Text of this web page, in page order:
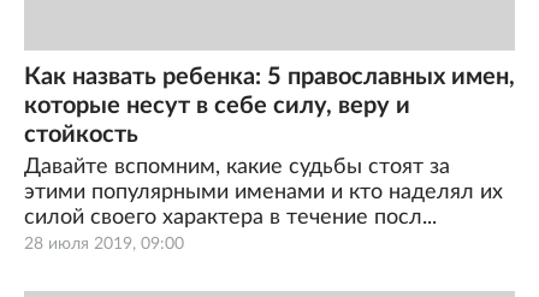
28 июля 2019, 09:00
Как назвать ребенка: 5 православных имен,
которые несут в себе силу, веру и
стойкость
Давайте вспомним, какие судьбы стоят за
этими популярными именами и кто наделял их
силой своего характера в течение посл...